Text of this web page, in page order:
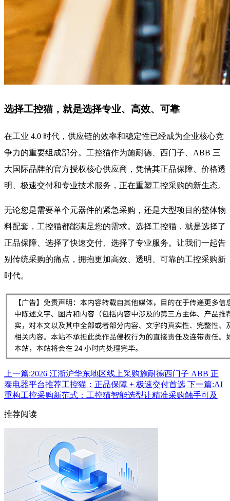
选择工控猫，就是选择专业、高效、可靠
在工业 4.0 时代，供应链的效率和稳定性已经成为企业核心竞
争力的重要组成部分。工控猫作为施耐德、西门子、ABB 三
大国际品牌的官方授权核心供应商，凭借其正品保障、价格透
明、极速交付和专业技术服务，正在重塑工控采购的新生态。
无论您是需要单个元器件的紧急采购，还是大型项目的整体物
料配套，工控猫都能满足您的需求。选择工控猫，就是选择了
正品保障、选择了快速交付、选择了专业服务。让我们一起告
别传统采购的痛点，拥抱更加高效、透明、可靠的工控采购新
时代。
上一篇:2026 江浙沪华东地区线上采购施耐德西门子 ABB 正
泰电器平台推荐工控猫：正品保障 + 极速交付首选 下一篇:AI
重构工控采购新范式：工控猫智能选型让精准采购触手可及
推荐阅读